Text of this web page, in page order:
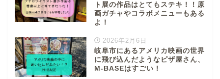
ト展の作品はとてもステキ！！原
画ガチャやコラボメニューもある
よ！
2026年2月6日
岐阜市にあるアメリカ映画の世界
に飛び込んだようなピザ屋さん、
M-BASEはすごい！